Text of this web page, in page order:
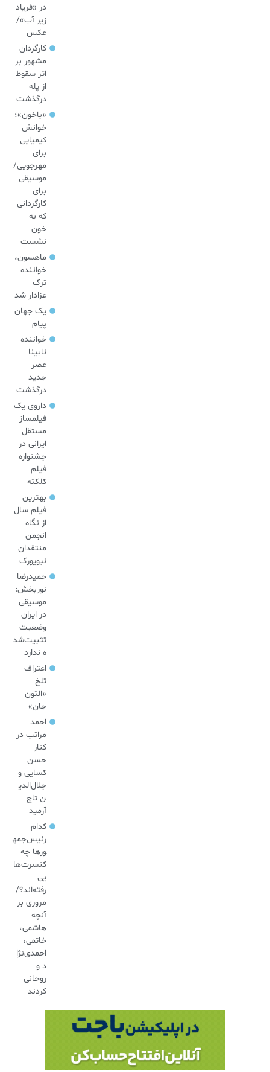
در «فریاد
زیر آب»/
عکس
کارگردان
مشهور بر
اثر سقوط
از پله
درگذشت
«باخون»‌؛
خوانش
کیمیایی
برای
مهرجویی/
موسیقی
برای
کارگردانی
که به
خون
نشست
ماهسون،
خواننده
ترک
عزادار شد
یک جهان
پیام
خواننده
نابینا
عصر
جدید
درگذشت
داروی یک
فیلمساز
مستقل
ایرانی در
جشنواره
فیلم
کلکته
بهترین
فیلم سال
از نگاه
انجمن
منتقدان
نیویورک
حمیدرضا
نوربخش:
موسیقی
در ایران
وضعیت
تثبیت‌شد
ه ندارد
اعتراف
تلخ
«التون
جان»
احمد
مراتب در
کنار
حسن
کسایی و
جلال‌الدی
ن تاج
آرمید
کدام
رئیس‌جمه
ورها چه
کنسرت‌ها
یی
رفته‌اند؟/
مروری بر
آنچه
هاشمی،
خاتمی،
احمدی‌نژا
د و
روحانی
کردند